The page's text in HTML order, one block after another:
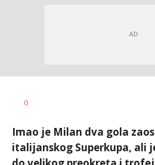
AUTOR
0
Imao je Milan dva gola
italijanskog Superkupa, ali